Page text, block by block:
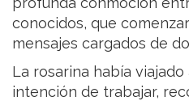
conocidos, que
mensajes cargados de
La rosarina había
intención de trabajar,